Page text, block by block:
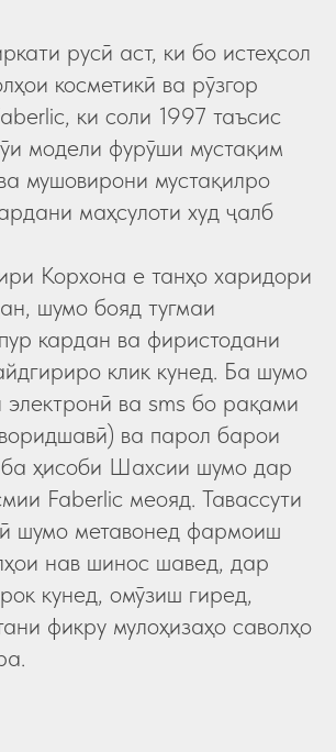
русӣ аст, ки бо истеҳсол
косметикӣ ва рӯзгор
ки соли 1997 таъсис
модели фурӯши мустақим
мушовирони мустақилро
маҳсулоти худ ҷалб
Корхона е танҳо харидори
шумо бояд тугмаи
кардан ва фиристодани
клик кунед. Ба шумо
электронӣ ва sms бо рақами
ва парол барои
ҳисоби Шахсии шумо дар
Faberlic меояд. Тавассути
шумо метавонед фармоиш
нав шинос шавед, дар
кунед, омӯзиш гиред,
фикру мулоҳизаҳо саволҳо